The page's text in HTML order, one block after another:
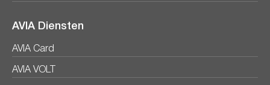
AVIA Diensten
AVIA Card
AVIA VOLT